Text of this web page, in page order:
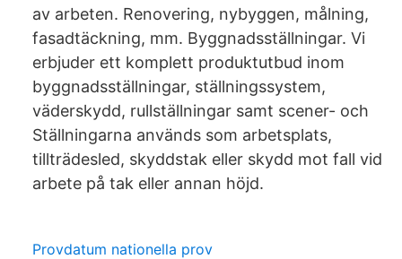
av arbeten. Renovering, nybyggen, målning,
fasadtäckning, mm. Byggnadsställningar. Vi
erbjuder ett komplett produktutbud inom
byggnadsställningar, ställningssystem,
väderskydd, rullställningar samt scener- och
Ställningarna används som arbetsplats,
tillträdesled, skyddstak eller skydd mot fall vid
arbete på tak eller annan höjd.
Provdatum nationella prov